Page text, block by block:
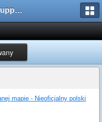
AMXX.pl: Support AMX Mod X i SourceMod
mapie - Nieoficjalny polski